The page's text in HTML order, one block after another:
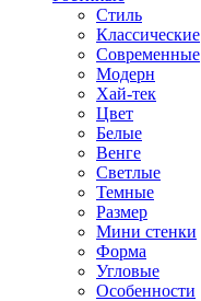
Стиль
Классические
Современные
Модерн
Хай-тек
Цвет
Белые
Венге
Светлые
Темные
Размер
Мини стенки
Форма
Угловые
Особенности